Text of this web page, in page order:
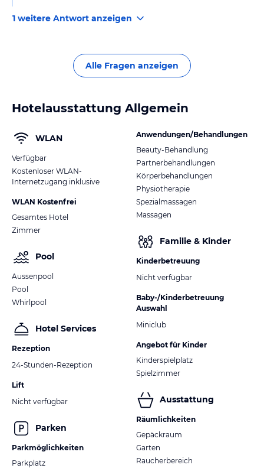
1 weitere Antwort anzeigen
Alle Fragen anzeigen
Hotelausstattung Allgemein
WLAN
Verfügbar
Kostenloser WLAN-
Internetzugang inklusive
WLAN Kostenfrei
Gesamtes Hotel
Zimmer
Pool
Aussenpool
Pool
Whirlpool
Hotel Services
Rezeption
24-Stunden-Rezeption
Lift
Nicht verfügbar
Parken
Parkmöglichkeiten
Parkplatz
Anwendungen/Behandlungen
Beauty-Behandlung
Partnerbehandlungen
Körperbehandlungen
Physiotherapie
Spezialmassagen
Massagen
Familie & Kinder
Kinderbetreuung
Nicht verfügbar
Baby-/Kinderbetreuung
Auswahl
Miniclub
Angebot für Kinder
Kinderspielplatz
Spielzimmer
Ausstattung
Räumlichkeiten
Gepäckraum
Garten
Raucherbereich